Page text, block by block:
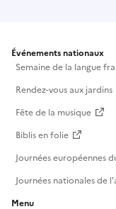
Événements nationaux
Semaine de la langue
Rendez-vous aux jardins
Fête de la musique
Biblis en folie
Journées européennes
Journées nationales de
Menu